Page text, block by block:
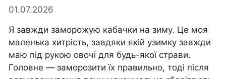
01.07.2026
Я завжди заморожую кабачки на зиму. Це моя
маленька хитрість, завдяки якій узимку завжди
маю під рукою овочі для будь-якої страви.
Головне — заморозити їх правильно, тоді після